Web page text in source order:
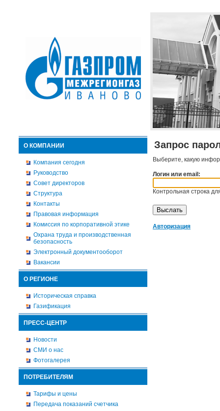
О КОМПАНИИ
Компания сегодня
Руководство
Совет директоров
Структура
Контакты
Правовая информация
Комиссия по корпоративной этике
Охрана труда и производственная
безопасность
Электронный документооборот
Вакансии
О РЕГИОНЕ
Историческая справка
Газификация
ПРЕСС-ЦЕНТР
Новости
СМИ о нас
Фотогалерея
ПОТРЕБИТЕЛЯМ
Тарифы и цены
Передача показаний счетчика
Запрос
Выберите, какую
Логин или email:
Контрольная строка
Авторизация